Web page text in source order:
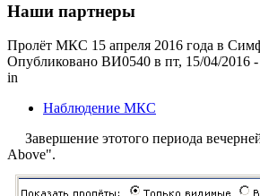
Наши партнеры
Пролёт МКС 15 апреля 2016 года в
Опубликовано ВИ0540 в пт, 15/04/2016 -
in
Наблюдение МКС
Завершение этотого периода
Above".